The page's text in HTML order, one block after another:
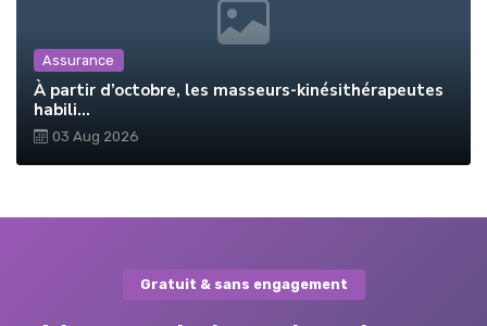
Assurance
À partir d’octobre, les masseurs-kinésithérapeutes
habili...
03 Aug 2026
Gratuit & sans engagement